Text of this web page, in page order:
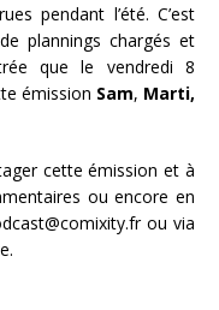
pendant l’été. C’est
plannings chargés et
que le vendredi 8
émission Sam, Marti,
cette émission et à
ou encore en
ou via